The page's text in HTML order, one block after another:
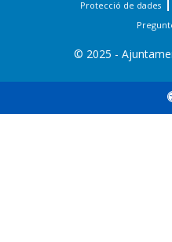
Protecció de dades
© 2025 -